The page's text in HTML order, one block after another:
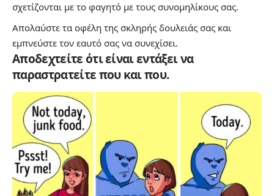
σχετίζονται με το φαγητό με τους συνομηλίκους σας.
Απολαύστε τα οφέλη της σκληρής δουλειάς σας και
εμπνεύστε τον εαυτό σας να συνεχίσει.
Αποδεχτείτε ότι είναι εντάξει να
παραστρατείτε που και που.